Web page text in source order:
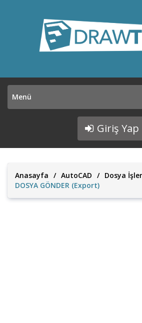
Menü
Giriş Yap
Anasayfa / AutoCAD / Dosya
DOSYA GÖNDER (Export)